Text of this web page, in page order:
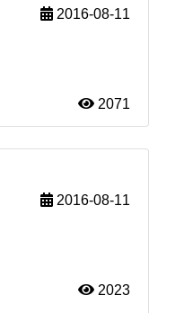
2016-08-11
2071
2016-08-11
2023